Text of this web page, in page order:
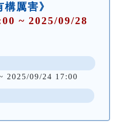
厲害》
~ 2025/09/28
2025/09/24 17:00